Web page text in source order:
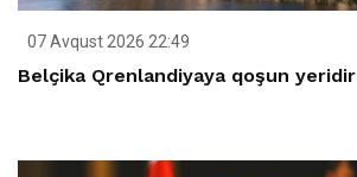
07 Avqust 2026 22:49
Belçika Qrenlandiyaya qoşun yeridir